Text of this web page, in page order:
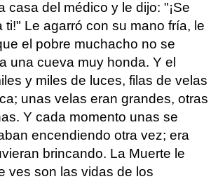
casa del médico y le dijo: "¡Se
ti!" Le agarró con su mano fría, le
el pobre muchacho no se
una cueva muy honda. Y el
y miles de luces, filas de velas
unas velas eran grandes, otras
Y cada momento unas se
encendiendo otra vez; era
brincando. La Muerte le
ves son las vidas de los